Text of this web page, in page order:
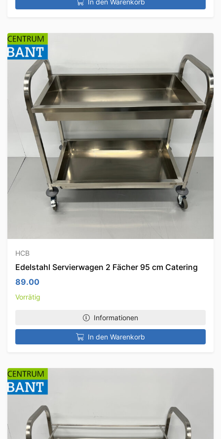
In den Warenkorb
HCB
Edelstahl Servierwagen 2 Fächer 95 cm Catering
89.00
Vorrätig
Informationen
In den Warenkorb